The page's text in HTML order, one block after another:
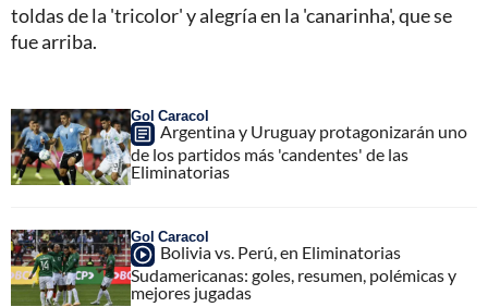
toldas de la 'tricolor'y alegría en la 'canarinha', que se
fue arriba.
Gol Caracol
Argentina y Uruguay protagonizarán uno
de los partidos más 'candentes' de las
Eliminatorias
Gol Caracol
Bolivia vs. Perú, en Eliminatorias
Sudamericanas: goles, resumen, polémicas y
mejores jugadas